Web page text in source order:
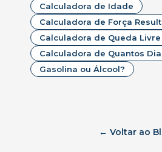
Calculadora de Idade
Calculadora de Força
Calculadora de Queda Livre
Calculadora de Quantos
Gasolina ou Álcool?
← Voltar ao